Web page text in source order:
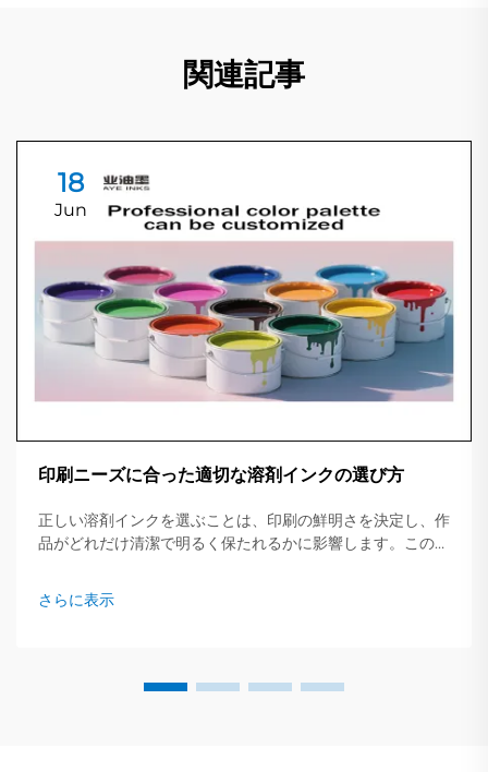
関連記事
18
Jun
印刷ニーズに合った適切な溶剤インクの選び方
正しい溶剤インクを選ぶことは、印刷の鮮明さを決定し、作
品がどれだけ清潔で明るく保たれるかに影響します。この簡
事前に確認すべき重要なポイントについて概説します...
さらに表示